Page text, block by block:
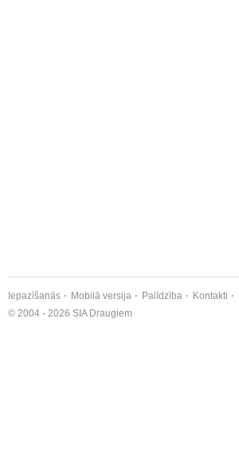
Iepazīšanās Mobilā versija Palīdzība Kontakti
© 2004 - 2026 SIA Draugiem